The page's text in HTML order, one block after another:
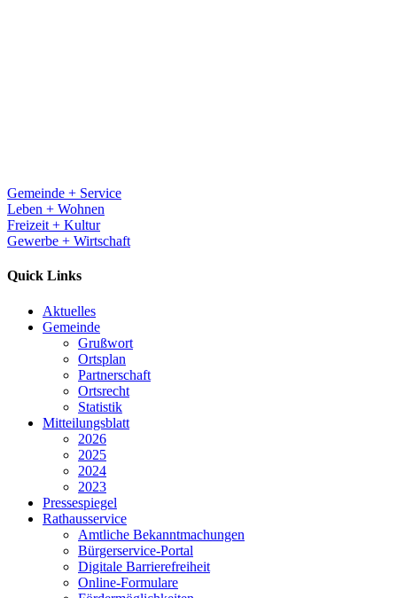
Gemeinde + Service
Leben + Wohnen
Freizeit + Kultur
Gewerbe + Wirtschaft
Quick Links
Aktuelles
Gemeinde
Grußwort
Ortsplan
Partnerschaft
Ortsrecht
Statistik
Mitteilungsblatt
2026
2025
2024
2023
Pressespiegel
Rathausservice
Amtliche Bekanntmachungen
Bürgerservice-Portal
Digitale Barrierefreiheit
Online-Formulare